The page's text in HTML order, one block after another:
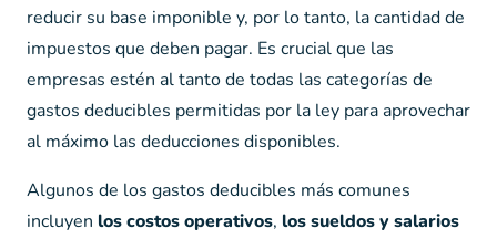
reducir su base imponible y, por lo tanto, la cantidad de
impuestos que deben pagar. Es crucial que las
empresas estén al tanto de todas las categorías de
gastos deducibles permitidas por la ley para aprovechar
al máximo las deducciones disponibles.
Algunos de los gastos deducibles más comunes
incluyen los costos operativos, los sueldos y salarios